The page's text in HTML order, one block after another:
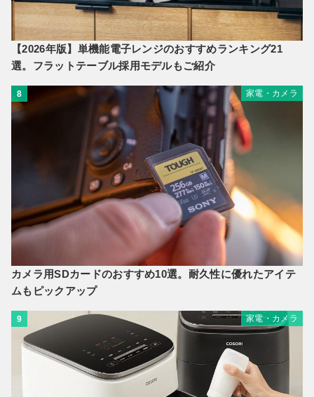
【2026年版】単機能電子レンジのおすすめランキング21
選。フラットテーブル採用モデルもご紹介
8 家電・カメラ
カメラ用SDカードのおすすめ10選。耐久性に優れたアイテ
ムもピックアップ
9 家電・カメラ